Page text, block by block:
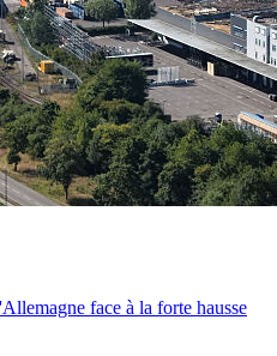
face à la forte hausse